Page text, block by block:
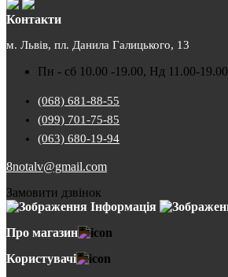
Контакти
м. Львів, пл. Данила Галицького, 13
Пн - сб 10.00 -19.00, Нд 11.00-19.00
(068) 681-88-55
(099) 701-75-85
(063) 680-19-94
8notalv@gmail.com
Замовити дзвінок
Інформація
Про магазин
Користувачі